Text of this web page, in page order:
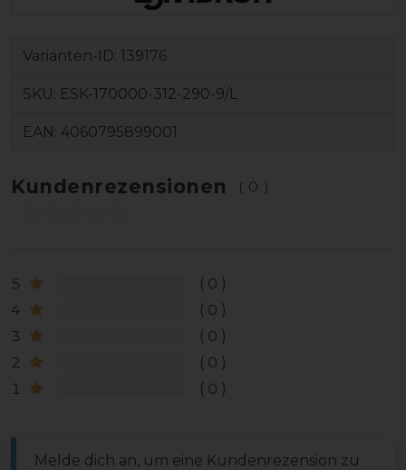
Varianten-ID: 139176
SKU: ESK-170000-312-290-9/L
EAN: 4060795899001
Kundenrezensionen (0)
5
0
4
0
3
0
2
0
1
0
Melde dich an, um eine Kundenrezension zu